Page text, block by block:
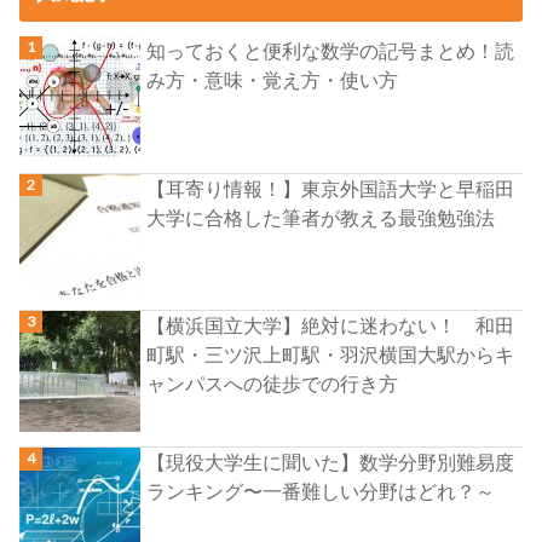
知っておくと便利な数学の記号まとめ！読
み方・意味・覚え方・使い方
【耳寄り情報！】東京外国語大学と早稲田
大学に合格した筆者が教える最強勉強法
【横浜国立大学】絶対に迷わない！ 和田
町駅・三ツ沢上町駅・羽沢横国大駅からキ
ャンパスへの徒歩での行き方
【現役大学生に聞いた】数学分野別難易度
ランキング〜一番難しい分野はどれ？～